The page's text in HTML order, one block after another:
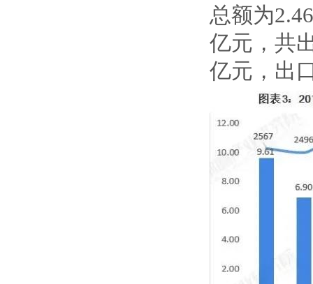
总额为
亿元，共
亿元，出